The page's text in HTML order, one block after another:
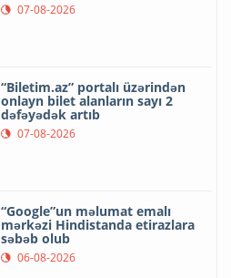
07-08-2026
“Biletim.az” portalı üzərindən
onlayn bilet alanların sayı 2
dəfəyədək artıb
07-08-2026
“Google”un məlumat emalı
mərkəzi Hindistanda etirazlara
səbəb olub
06-08-2026